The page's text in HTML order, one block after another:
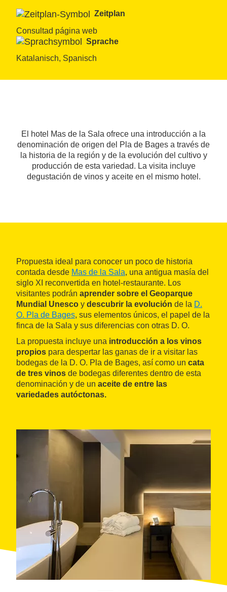
Zeitplan
Consultad página web
Sprache
Katalanisch, Spanisch
El hotel Mas de la Sala ofrece una introducción a la
denominación de origen del Pla de Bages a través de
la historia de la región y de la evolución del cultivo y
producción de esta variedad. La visita incluye
degustación de vinos y aceite en el mismo hotel.
Propuesta ideal para conocer un poco de historia
contada desde Mas de la Sala, una antigua masía del
siglo XI reconvertida en hotel-restaurante. Los
visitantes podrán aprender sobre el Geoparque
Mundial Unesco y descubrir la evolución de la D.
O. Pla de Bages, sus elementos únicos, el papel de la
finca de la Sala y sus diferencias con otras D. O.
La propuesta incluye una introducción a los vinos
propios para despertar las ganas de ir a visitar las
bodegas de la D. O. Pla de Bages, así como un cata
de tres vinos de bodegas diferentes dentro de esta
denominación y de un aceite de entre las
variedades autóctonas.